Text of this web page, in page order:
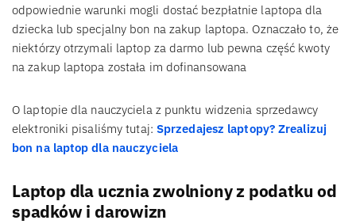
odpowiednie warunki mogli dostać bezpłatnie laptopa dla
dziecka lub specjalny bon na zakup laptopa. Oznaczało to, że
niektórzy otrzymali laptop za darmo lub pewna część kwoty
na zakup laptopa została im dofinansowana
O laptopie dla nauczyciela z punktu widzenia sprzedawcy
elektroniki pisaliśmy tutaj: Sprzedajesz laptopy? Zrealizuj
bon na laptop dla nauczyciela
Laptop dla ucznia zwolniony z podatku od
spadków i darowizn